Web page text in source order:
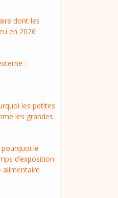
dont les
en 2026
:
les petites
les grandes
le
d’exposition
alimentaire